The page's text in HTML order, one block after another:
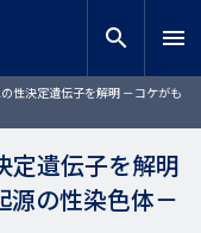
検索
search menu
性決定遺伝子を解明 －コケがも
定遺伝子を解明
源の性染色体－